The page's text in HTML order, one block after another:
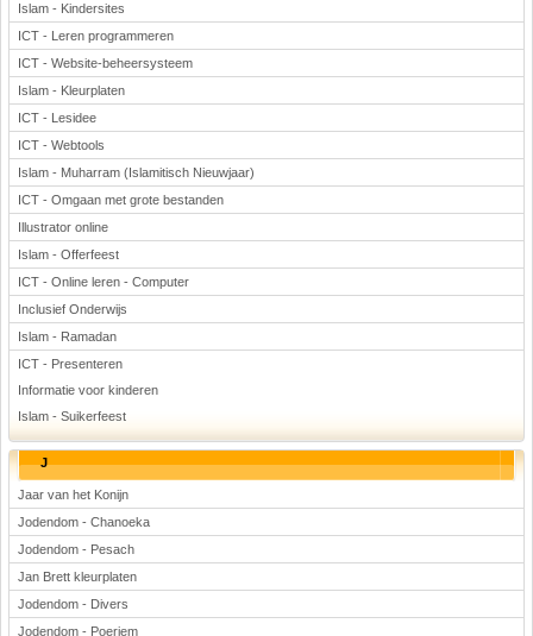
Islam - Kindersites
ICT - Leren programmeren
ICT - Website-beheersysteem
Islam - Kleurplaten
ICT - Lesidee
ICT - Webtools
Islam - Muharram (Islamitisch Nieuwjaar)
ICT - Omgaan met grote bestanden
Illustrator online
Islam - Offerfeest
ICT - Online leren - Computer
Inclusief Onderwijs
Islam - Ramadan
ICT - Presenteren
Informatie voor kinderen
Islam - Suikerfeest
J
Jaar van het Konijn
Jodendom - Chanoeka
Jodendom - Pesach
Jan Brett kleurplaten
Jodendom - Divers
Jodendom - Poeriem